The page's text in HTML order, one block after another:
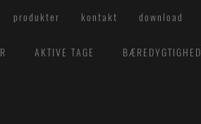
produkter kontakt download
AKTIVE TAGE BÆREDYGTIGHED